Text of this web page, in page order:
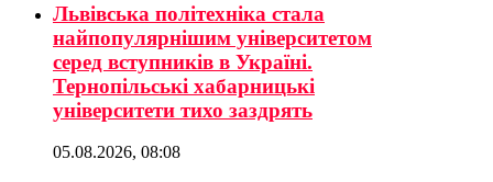
Львівська політехніка стала
найпопулярнішим університетом
серед вступників в Україні.
Тернопільські хабарницькі
університети тихо заздрять
05.08.2026, 08:08